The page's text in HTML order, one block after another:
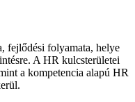
fejlődési folyamata, helye
A HR kulcsterületei
a kompetencia alapú HR